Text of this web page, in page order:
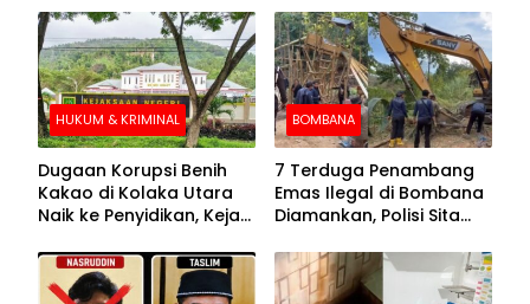
HUKUM & KRIMINAL
Dugaan Korupsi Benih
Kakao di Kolaka Utara
Naik ke Penyidikan, Kejari
BOMBANA
7 Terduga Penambang
Emas Ilegal di Bombana
Diamankan, Polisi Sita
Crusher